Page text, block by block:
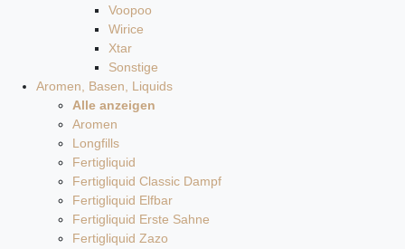
Voopoo
Wirice
Xtar
Sonstige
Aromen, Basen, Liquids
Alle anzeigen
Aromen
Longfills
Fertigliquid
Fertigliquid Classic Dampf
Fertigliquid Elfbar
Fertigliquid Erste Sahne
Fertigliquid Zazo